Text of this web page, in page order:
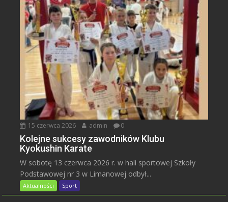
15 czerwca 2026 admin 0
Kolejne sukcesy zawodników Klubu
Kyokushin Karate
W sobotę 13 czerwca 2026 r. w hali sportowej Szkoły
Podstawowej nr 3 w Limanowej odbył...
Aktualności Sport